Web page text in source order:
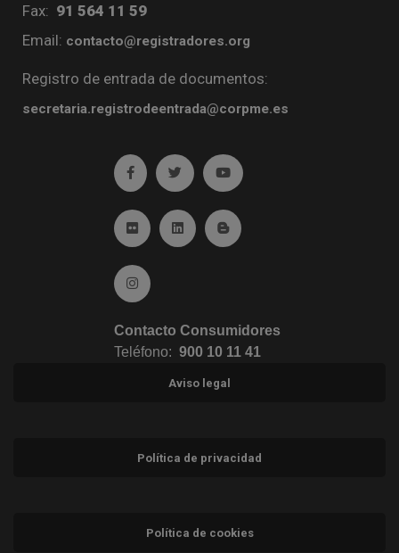
Fax: 91 564 11 59
Email: contacto@registradores.org
Registro de entrada de documentos:
secretaria.registrodeentrada@corpme.es
Ir a facebook (abre en ventana nueva)
Ir a twitter (abre en ventana nueva)
Ir a YouTube (abre en
Ir a Flickr (abre en ventana nueva)
Ir a Linkedin (abre en ventana nueva)
Ir al Blog (abre en ventana
Ir a Instagram (abre en ventana nueva)
Contacto Consumidores
Teléfono: 900 10 11 41
Aviso legal
Política de privacidad
Política de cookies